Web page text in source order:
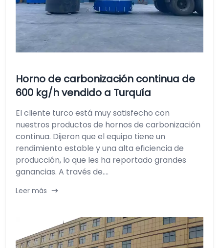
Horno de carbonización continua de
600 kg/h vendido a Turquía
El cliente turco está muy satisfecho con
nuestros productos de hornos de carbonización
continua. Dijeron que el equipo tiene un
rendimiento estable y una alta eficiencia de
producción, lo que les ha reportado grandes
ganancias. A través de....
Leer más